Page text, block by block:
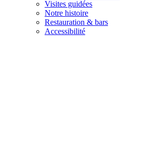
Visites guidées
Notre histoire
Restauration & bars
Accessibilité